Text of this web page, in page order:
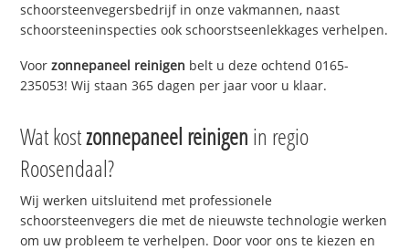
schoorsteenvegersbedrijf in onze vakmannen, naast
schoorsteeninspecties ook schoorstseenlekkages verhelpen.
Voorzonnepaneel reinigen belt u deze ochtend 0165-
235053! Wij staan 365 dagen per jaar voor u klaar.
Wat kostzonnepaneel reinigen in regio
Roosendaal?
Wij werken uitsluitend met professionele
schoorsteenvegers die met de nieuwste technologie werken
om uw probleem te verhelpen. Door voor ons te kiezen en